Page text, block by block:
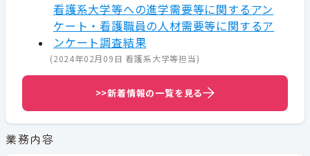
看護系大学等への進学需要等に関するアン
ケート・看護職員の人材需要等に関するア
ンケート調査結果
(2024年02月09日 看護系大学等担当)
>>新着情報の一覧を見る
業務内容